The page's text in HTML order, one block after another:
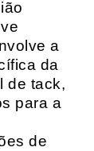
a
da
de tack,
para a
de